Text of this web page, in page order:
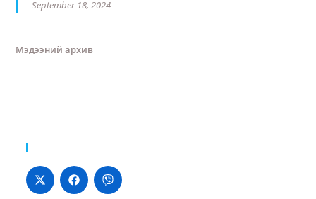
September 18, 2024
Мэдээний архив